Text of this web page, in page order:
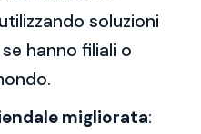
soluzioni
hanno filiali o
migliorata: